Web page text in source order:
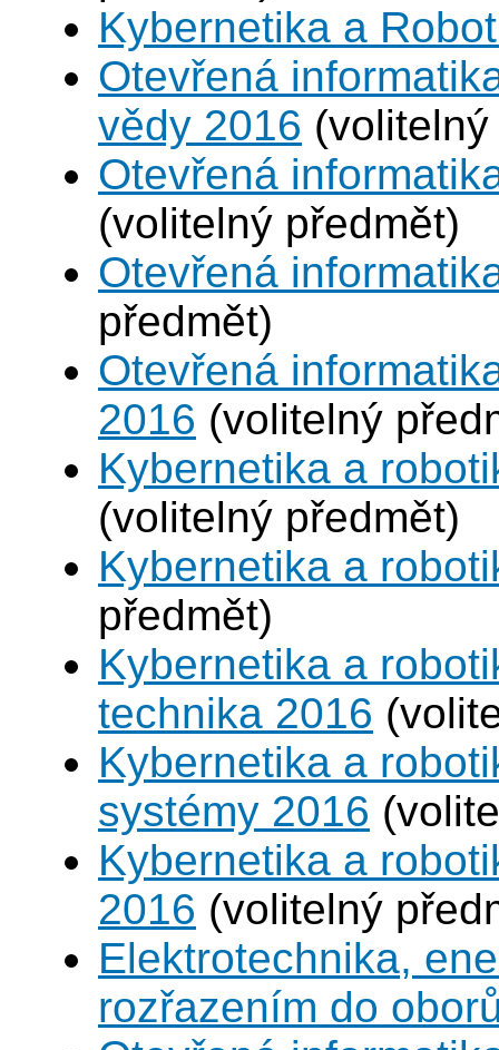
Kybernetika a
Otevřená
vědy 2016
Otevřená
(volitelný předmět)
Otevřená
předmět)
Otevřená
2016 (volitelný
Kybernetika a
(volitelný předmět)
Kybernetika a
předmět)
Kybernetika a
technika 2016
Kybernetika a
systémy 2016
Kybernetika a
2016 (volitelný
Elektrotechnika,
rozřazením do